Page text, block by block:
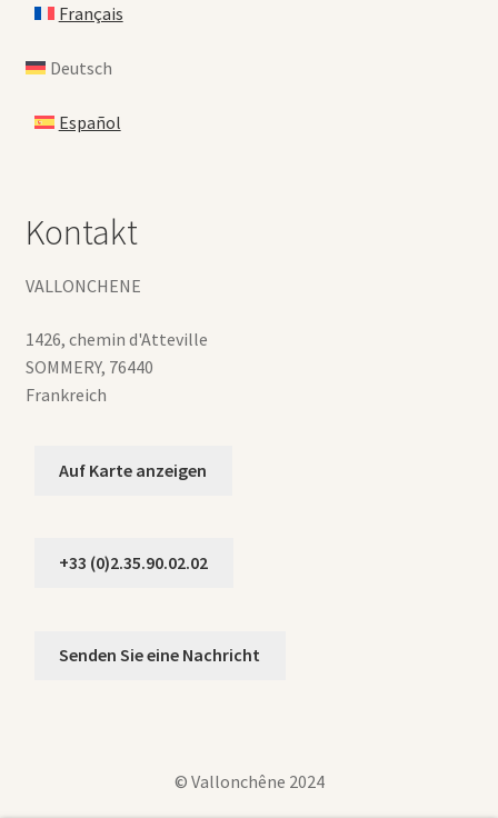
Français
Deutsch
Español
Kontakt
VALLONCHENE
1426, chemin d'Atteville
SOMMERY, 76440
Frankreich
Auf Karte anzeigen
+33 (0)2.35.90.02.02
Senden Sie eine Nachricht
© Vallonchêne 2024